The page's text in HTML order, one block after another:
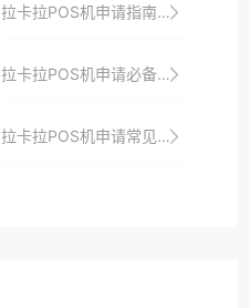
拉卡拉POS机申请指南：一站式解决支付难题
拉卡拉POS机申请必备条件：全面了解政策、市场与技术需求
拉卡拉POS机申请常见问题及解决方法